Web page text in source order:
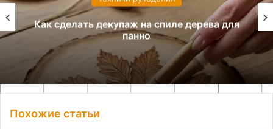
Как сделать декупаж на спиле дерева для
панно
Похожие статьи